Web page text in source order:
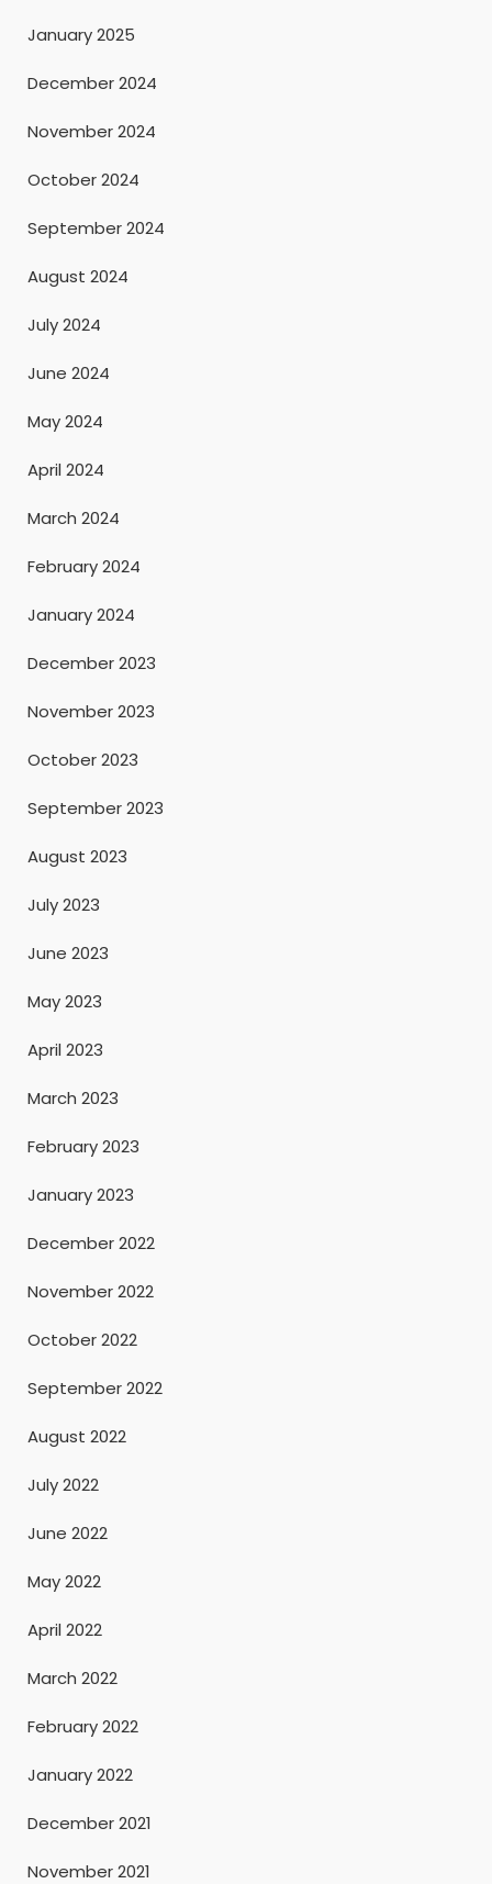
January 2025
December 2024
November 2024
October 2024
September 2024
August 2024
July 2024
June 2024
May 2024
April 2024
March 2024
February 2024
January 2024
December 2023
November 2023
October 2023
September 2023
August 2023
July 2023
June 2023
May 2023
April 2023
March 2023
February 2023
January 2023
December 2022
November 2022
October 2022
September 2022
August 2022
July 2022
June 2022
May 2022
April 2022
March 2022
February 2022
January 2022
December 2021
November 2021